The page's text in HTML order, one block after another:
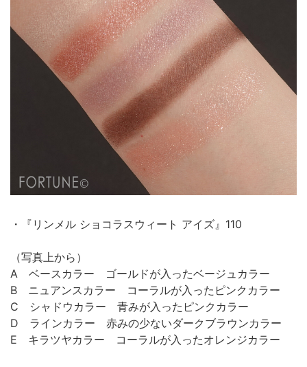
・『リンメル ショコラスウィート アイズ』110
（写真上から）
A ベースカラー ゴールドが入ったベージュカラー
B ニュアンスカラー コーラルが入ったピンクカラー
C シャドウカラー 青みが入ったピンクカラー
D ラインカラー 赤みの少ないダークブラウンカラー
E キラツヤカラー コーラルが入ったオレンジカラー